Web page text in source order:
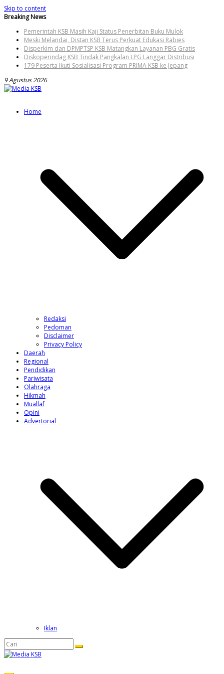
Skip to content
Breaking News
Pemerintah KSB Masih Kaji Status Penerbitan Buku Mulok
Meski Melandai, Distan KSB Terus Perkuat Edukasi Rabies
Disperkim dan DPMPTSP KSB Matangkan Layanan PBG Gratis
Diskoperindag KSB Tindak Pangkalan LPG Langgar Distribusi
179 Peserta Ikuti Sosialisasi Program PRIMA KSB ke Jepang
9 Agustus 2026
Home
Redaksi
Pedoman
Disclaimer
Privacy Policy
Daerah
Regional
Pendidikan
Pariwisata
Olahraga
Hikmah
Muallaf
Opini
Advertorial
Iklan